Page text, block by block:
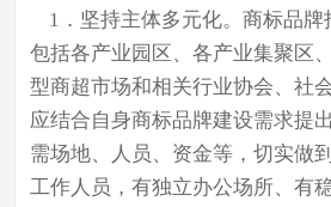
1．坚持主体多元化。商标品牌
包括各产业园区、各产业集聚区
型商超市场和相关行业协会、社
应结合自身商标品牌建设需求提
需场地、人员、资金等，切实做
工作人员，有独立办公场所、有